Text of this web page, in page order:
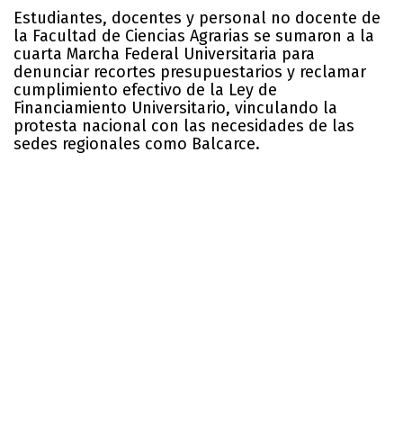
Estudiantes, docentes y personal no docente de
la Facultad de Ciencias Agrarias se sumaron a la
cuarta Marcha Federal Universitaria para
denunciar recortes presupuestarios y reclamar
cumplimiento efectivo de la Ley de
Financiamiento Universitario, vinculando la
protesta nacional con las necesidades de las
sedes regionales como Balcarce.